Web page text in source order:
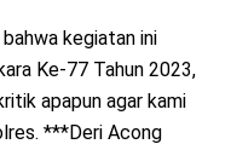
kegiatan ini
Ke-77 Tahun 2023,
apapun agar kami
***Deri Acong